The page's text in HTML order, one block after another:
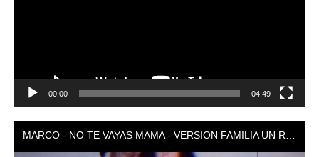
00:00 04:49